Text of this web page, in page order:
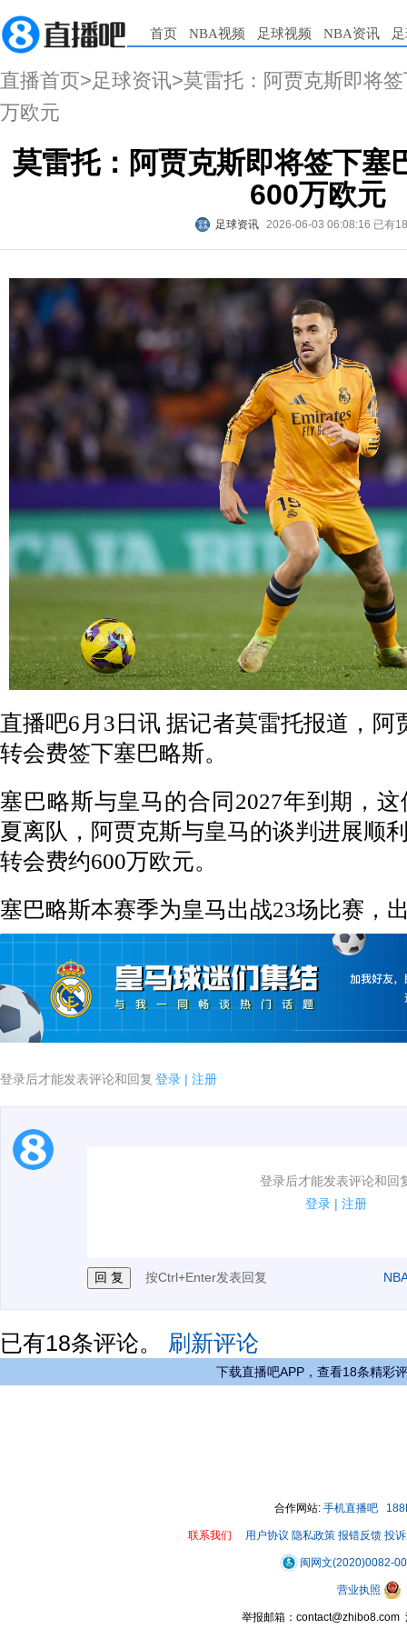
首页 NBA视频 足球视频 NBA资讯
直播首页>足球资讯>莫雷托：阿贾克斯即将
万欧元
莫雷托：阿贾克斯即将签下塞
600万欧元
足球资讯 2026-06-03 06:08:16 已有
直播吧6月3日讯 据记者莫雷托报道，阿
转会费签下塞巴略斯。
塞巴略斯与皇马的合同2027年到期，
夏离队，阿贾克斯与皇马的谈判进展顺
转会费约600万欧元。
塞巴略斯本赛季为皇马出战23场比赛，
登录后才能发表评论和回复 登录 | 注册
登录后才能发表评论和回
登录 | 注册
1.电脑端新用户可以发表评论了！
按Ctrl+Enter发表回复
已有18条评论。 刷新评论
下载直播吧APP，查看18条精彩
合作网站: 手机直播吧
联系我们 用户协议 隐私政策 报错反馈 投
闽网文(2020)0082-
营业执照
举报邮箱：